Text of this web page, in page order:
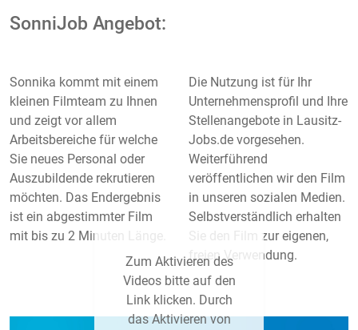
SonniJob Angebot:
Sonnika kommt mit einem
kleinen Filmteam zu Ihnen
und zeigt vor allem
Arbeitsbereiche für welche
Sie neues Personal oder
Auszubildende rekrutieren
möchten. Das Endergebnis
ist ein abgestimmter Film
mit bis zu 2 Minuten Länge.
Die Nutzung ist für Ihr
Unternehmensprofil und Ihre
Stellenangebote in Lausitz-
Jobs.de vorgesehen.
Weiterführend
veröffentlichen wir den Film
in unseren sozialen Medien.
Selbstverständlich erhalten
Sie den Film zur eigenen,
freien Verwendung.
Zum Aktivieren des
Videos bitte auf den
Link klicken. Durch
das Aktivieren von